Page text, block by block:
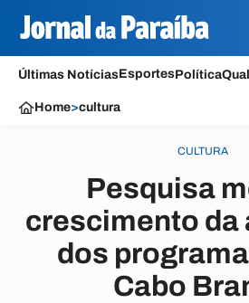
Últimas NotíciasEsportesPolítica
Home>cultura
CULTURA
Pesquisa
crescimento da
dos
Cabo